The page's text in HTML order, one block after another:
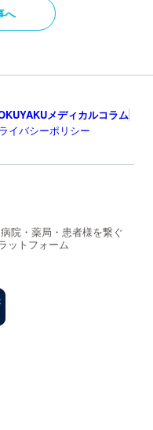
へ
メディカルコラム
イバシーポリシー
病院・薬局・患者様を繋ぐ
ットフォーム